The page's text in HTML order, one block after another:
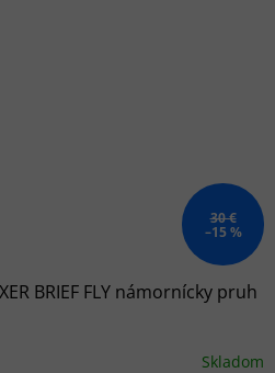
30 €
–15 %
BRIEF FLY námornícky pruh
Skladom